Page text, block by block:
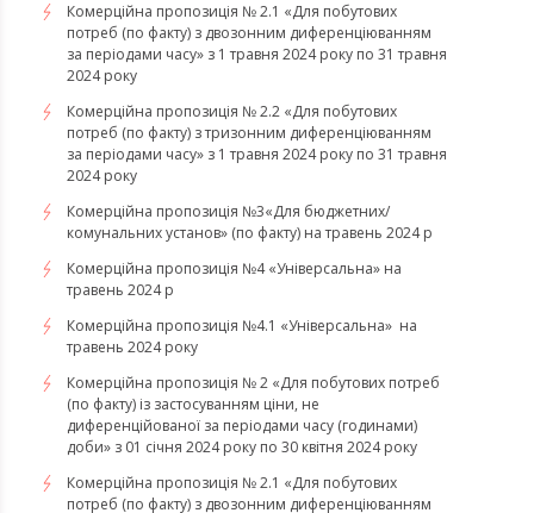
Комерційна пропозиція № 2.1 «Для побутових
потреб (по факту) з двозонним диференціюванням
за періодами часу» з 1 травня 2024 року по 31 травня
2024 року
Комерційна пропозиція № 2.2 «Для побутових
потреб (по факту) з тризонним диференціюванням
за періодами часу» з 1 травня 2024 року по 31 травня
2024 року
Комерційна пропозиція №3«Для бюджетних/
комунальних установ» (по факту) на травень 2024 р
Комерційна пропозиція №4 «Універсальна» на
травень 2024 р
Комерційна пропозиція №4.1 «Універсальна» на
травень 2024 року
Комерційна пропозиція № 2 «Для побутових потреб
(по факту) із застосуванням ціни, не
диференційованої за періодами часу (годинами)
доби» з 01 січня 2024 року по 30 квітня 2024 року
Комерційна пропозиція № 2.1 «Для побутових
потреб (по факту) з двозонним диференціюванням